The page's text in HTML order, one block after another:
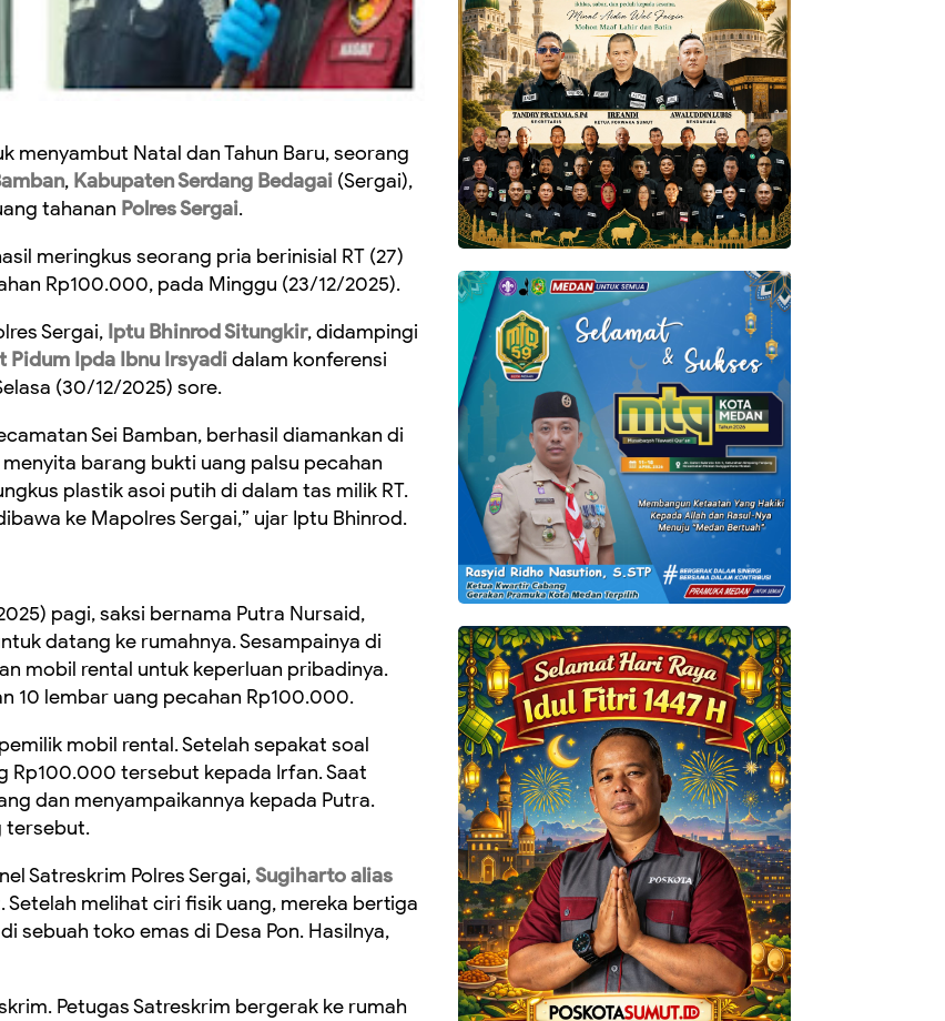
menyambut Natal dan Tahun Baru, seorang
, Kabupaten Serdang Bedagai (Sergai),
tahanan Polres Sergai.
meringkus seorang pria berinisial RT (27)
Rp100.000, pada Minggu (23/12/2025).
Sergai, Iptu Bhinrod Situngkir, didampingi
Pidum Ipda Ibnu Irsyadidalam konferensi
(30/12/2025) sore.
Sei Bamban, berhasil diamankan di
barang bukti uang palsu pecahan
plastik asoi putih di dalam tas milik RT.
ke Mapolres Sergai,” ujar Iptu Bhinrod.
pagi, saksi bernama Putra Nursaid,
datang ke rumahnya. Sesampainya di
mobil rental untuk keperluan pribadinya.
10 lembar uang pecahan Rp100.000.
mobil rental. Setelah sepakat soal
Rp100.000 tersebut kepada Irfan. Saat
dan menyampaikannya kepada Putra.
tersebut.
Satreskrim Polres Sergai,Sugiharto alias
melihat ciri fisik uang, mereka bertiga
sebuah toko emas di Desa Pon. Hasilnya,
Petugas Satreskrim bergerak ke rumah